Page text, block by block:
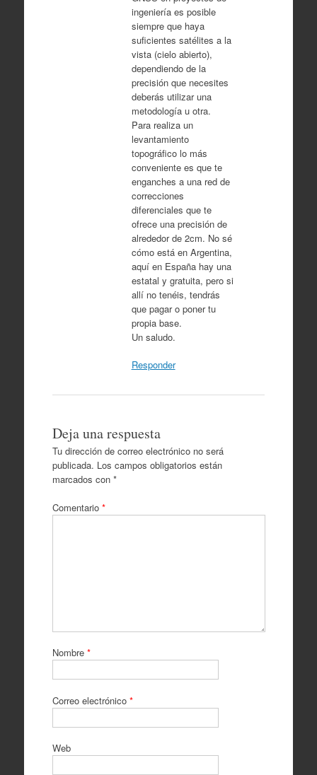
ingeniería es posible
siempre que haya
suficientes satélites a la
vista (cielo abierto),
dependiendo de la
precisión que necesites
deberás utilizar una
metodología u otra.
Para realiza un
levantamiento
topográfico lo más
conveniente es que te
enganches a una red de
correcciones
diferenciales que te
ofrece una precisión de
alrededor de 2cm. No sé
cómo está en Argentina,
aquí en España hay una
estatal y gratuita, pero si
allí no tenéis, tendrás
que pagar o poner tu
propia base.
Un saludo.
Responder
Deja una respuesta
Tu dirección de correo electrónico no será
publicada. Los campos obligatorios están
marcados con *
Comentario *
Nombre *
Correo electrónico *
Web